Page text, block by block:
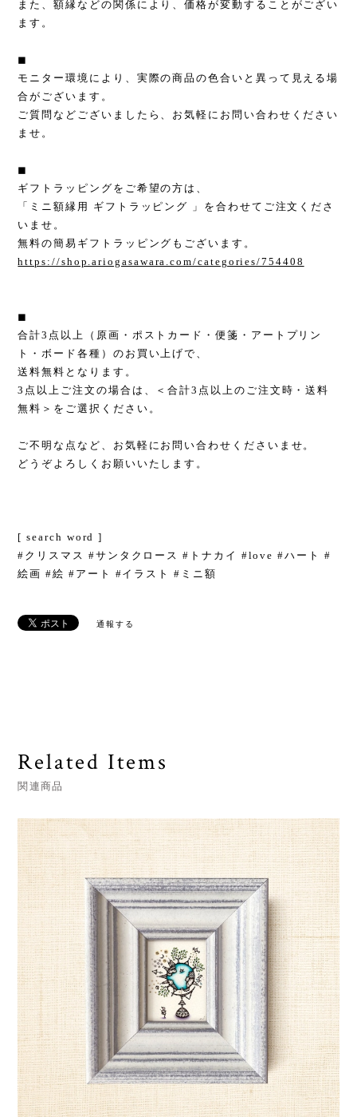
また、額縁などの関係により、価格が変動することがござい
ます。
◼︎
モニター環境により、実際の商品の色合いと異って見える場
合がございます。
ご質問などございましたら、お気軽にお問い合わせください
ませ。
◼︎
ギフトラッピングをご希望の方は、
「ミニ額縁用 ギフトラッピング 」を合わせてご注文くださ
いませ。
無料の簡易ギフトラッピングもございます。
https://shop.ariogasawara.com/categories/754408
◼︎
合計3点以上（原画・ポストカード・便箋・アートプリン
ト・ボード各種）のお買い上げで、
送料無料となります。
3点以上ご注文の場合は、＜合計3点以上のご注文時・送料
無料＞をご選択ください。
ご不明な点など、お気軽にお問い合わせくださいませ。
どうぞよろしくお願いいたします。
[ search word ]
#クリスマス #サンタクロース #トナカイ #love #ハート #
絵画 #絵 #アート #イラスト #ミニ額
通報する
Related Items
関連商品